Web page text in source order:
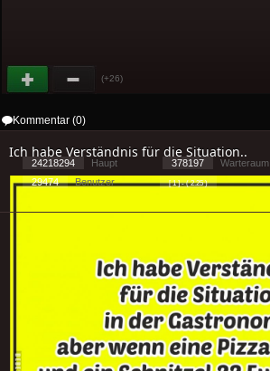
(+26)
Kommentar (0)
Ich habe Verständnis für die Situation..
24218294 Haupt 378197
Warteraum
29474
Benutzer [ 1 ] - ( 2.25 )